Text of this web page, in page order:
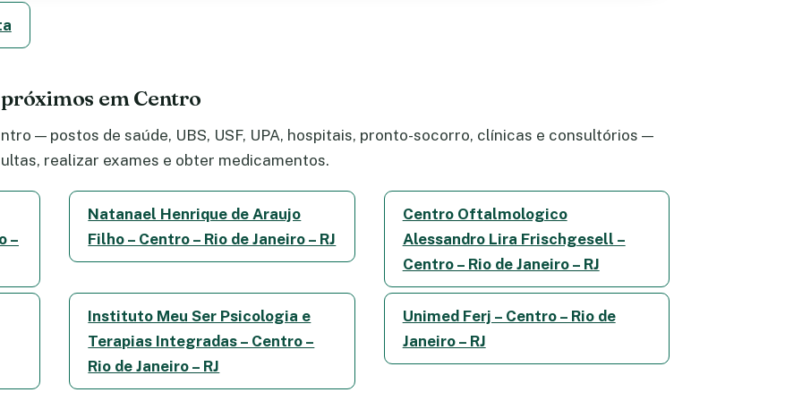
em Centro
— postos de saúde, UBS, USF, UPA, hospitais, pronto-socorro, clínicas e consultórios —
realizar exames e obter medicamentos.
–
Natanael Henrique de Araujo
Filho – Centro – Rio de Janeiro – RJ
Centro Oftalmologico
Alessandro Lira Frischgesell –
Centro – Rio de Janeiro – RJ
Instituto Meu Ser Psicologia e
Terapias Integradas – Centro –
Rio de Janeiro – RJ
Unimed Ferj – Centro – Rio de
Janeiro – RJ